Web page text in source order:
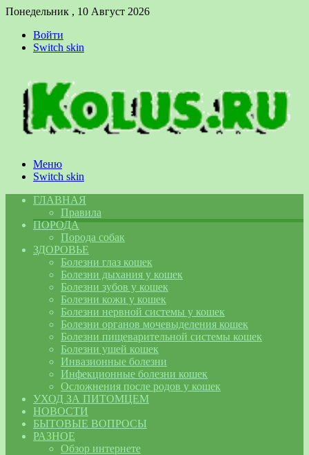
Понедельник , 10 Август 2026
Войти
Switch skin
Меню
Switch skin
ГЛАВНАЯ
Правила
ПОРОДА
Порода собак
ЗДОРОВЬЕ
Болезни глаз кошек
Болезни дыхания у кошек
Болезни зубов у кошек
Болезни кожи у кошек
Болезни нервной системы у кошек
Болезни органов мочевыделения кошек
Болезни пищеварительной системы кошек
Болезни ушей кошек
Инвазионные болезни
Инфекционные болезни кошек
Осложнения после родов у кошек
УХОД ЗА ПИТОМЦЕМ
НОВОСТИ
БЫТОВЫЕ ВОПРОСЫ
РАЗНОЕ
Обзор интернете